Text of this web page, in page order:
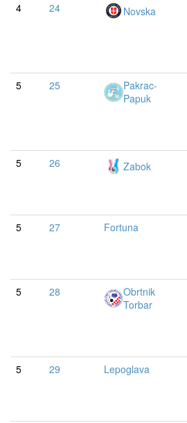
4 24 Novska
5 25
Pakrac-
Papuk
5 26 Zabok
5 27 Fortuna
5 28
Obrtnik
Torbar
5 29 Lepoglava